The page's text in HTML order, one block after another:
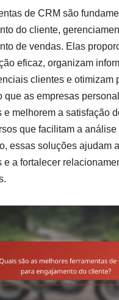
de CRM são
do cliente,
de vendas. Elas
eficaz, organizam
clientes e otimizam
que as empresas
e melhorem a satisfação
que facilitam a análise
essas soluções ajudam
e a fortalecer